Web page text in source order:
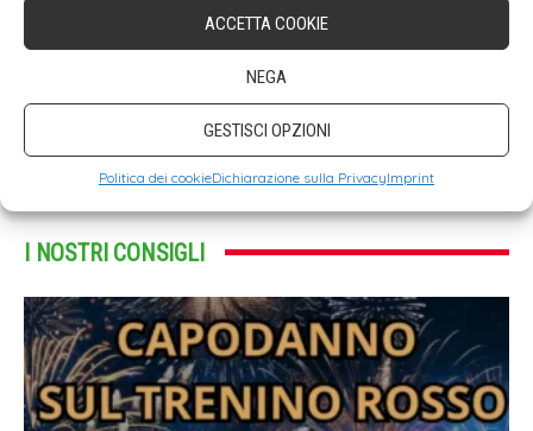
ACCETTA COOKIE
NEGA
GESTISCI OPZIONI
Politica dei cookieDichiarazione sulla PrivacyImprint
I NOSTRI CONSIGLI